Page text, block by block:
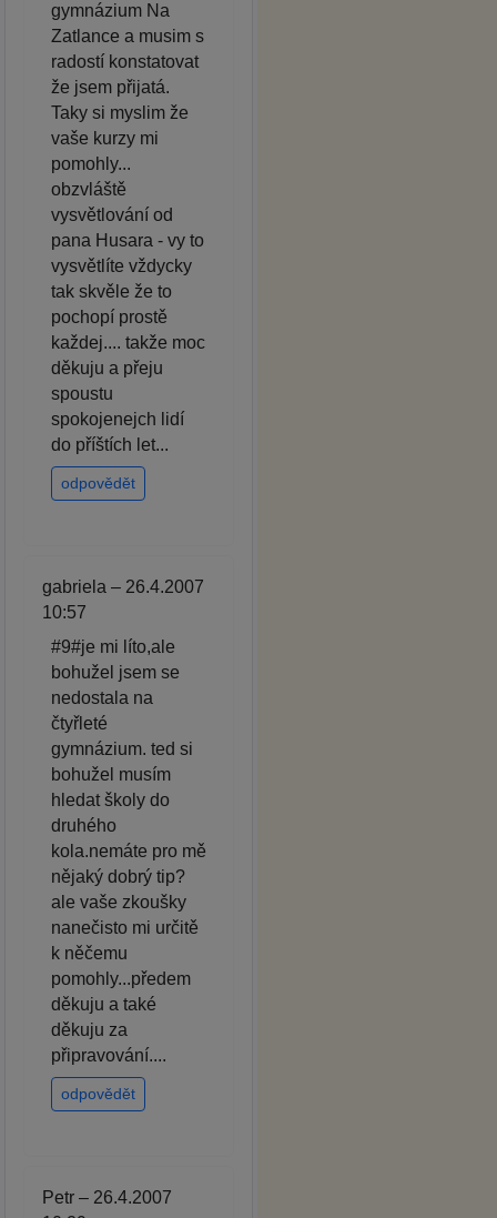
gymnázium Na
Zatlance a musim s
radostí konstatovat
že jsem přijatá.
Taky si myslim že
vaše kurzy mi
pomohly...
obzvláště
vysvětlování od
pana Husara - vy to
vysvětlíte vždycky
tak skvěle že to
pochopí prostě
každej.... takže moc
děkuju a přeju
spoustu
spokojenejch lidí
do příštích let...
odpovědět
gabriela – 26.4.2007
10:57
#9#je mi líto,ale
bohužel jsem se
nedostala na
čtyřleté
gymnázium. ted si
bohužel musím
hledat školy do
druhého
kola.nemáte pro mě
nějaký dobrý tip?
ale vaše zkoušky
nanečisto mi určitě
k něčemu
pomohly...předem
děkuju a také
děkuju za
připravování....
odpovědět
Petr – 26.4.2007